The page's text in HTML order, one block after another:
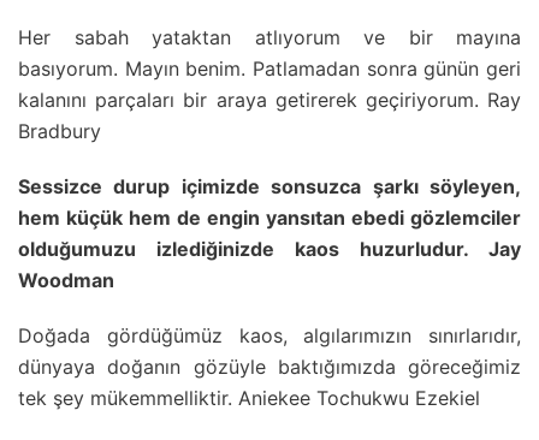
Her sabah yataktan atlıyorum ve bir mayına
basıyorum. Mayın benim. Patlamadan sonra günün geri
kalanını parçaları bir araya getirerek geçiriyorum. Ray
Bradbury
Sessizce durup içimizde sonsuzca şarkı söyleyen,
hem küçük hem de engin yansıtan ebedi gözlemciler
olduğumuzu izlediğinizde kaos huzurludur. Jay
Woodman
Doğada gördüğümüz kaos, algılarımızın sınırlarıdır,
dünyaya doğanın gözüyle baktığımızda göreceğimiz
tek şey mükemmelliktir. Aniekee Tochukwu Ezekiel